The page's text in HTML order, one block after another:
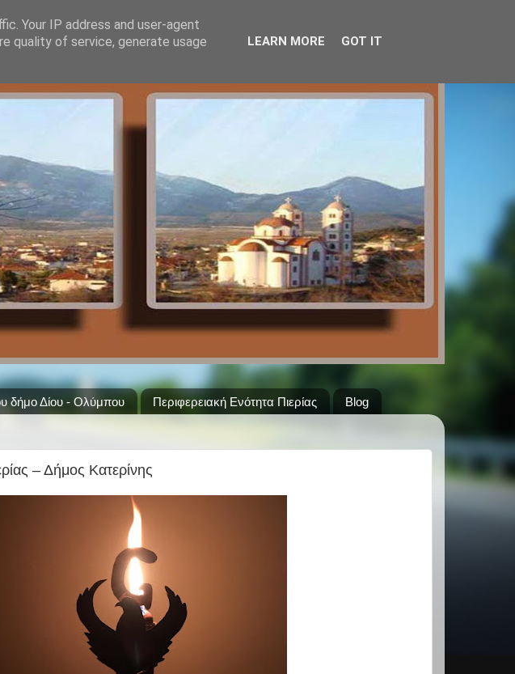
δήμο Δίου - Ολύμπου Περιφερειακή Ενότητα Πιερίας Blog
– Δήμος Κατερίνης
Your IP address and user-agent
quality of service, generate usage
LEARN MORE GOT IT